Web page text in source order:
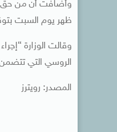
ظهر يوم السبت
وقالت الوزارة
الروسي التي تتضمن
المصدر: رويترز